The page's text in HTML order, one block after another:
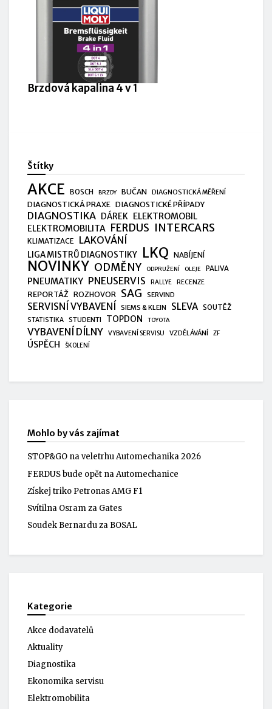
Brzdová kapalina 4 v 1
Štítky
AKCE BOSCH BRZDY BUČAN DIAGNOSTICKÁ MĚŘENÍ
DIAGNOSTICKÁ PRAXE DIAGNOSTICKÉ PŘÍPADY
DIAGNOSTIKA DÁREK ELEKTROMOBIL
ELEKTROMOBILITA FERDUS INTERCARS
KLIMATIZACE LAKOVÁNÍ
LIGA MISTRŮ DIAGNOSTIKY LKQ NABÍJENÍ
NOVINKY ODMĚNY ODPRUŽENÍ OLEJE PALIVA
PNEUMATIKY PNEUSERVIS RALLYE RECENZE
REPORTÁŽ ROZHOVOR SAG SERVIND
SERVISNÍ VYBAVENÍ SIEMS & KLEIN SLEVA SOUTĚŽ
STATISTIKA STUDENTI TOPDON TOYOTA
VYBAVENÍ DÍLNY VYBAVENÍ SERVISU VZDĚLÁVÁNÍ ZF
ÚSPĚCH ŠKOLENÍ
Mohlo by vás zajímat
STOP&GO na veletrhu Automechanika 2026
FERDUS bude opět na Automechanice
Získej triko Petronas AMG F1
Svítilna Osram za Gates
Soudek Bernardu za BOSAL
Kategorie
Akce dodavatelů
Aktuality
Diagnostika
Ekonomika servisu
Elektromobilita